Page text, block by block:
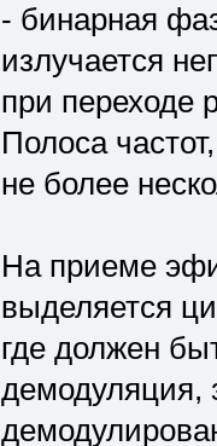
- бинарная
излучается
при переходе
Полоса
не более
На приеме
выделяется
где должен
демодуляция,